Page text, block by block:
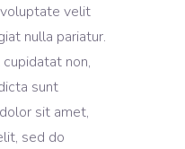
velit
nulla pariatur.
non,
sunt
sit amet,
sed do